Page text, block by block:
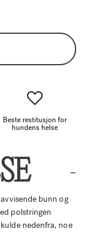
Beste restitusjon for
hundens helse
bunn og
polstringen
nedenfra, noe